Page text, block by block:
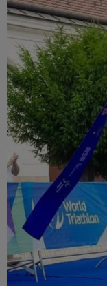
FM YouTube +
Hírek
Labdarúgás
Szakosztályok
Meccscenter
Klub